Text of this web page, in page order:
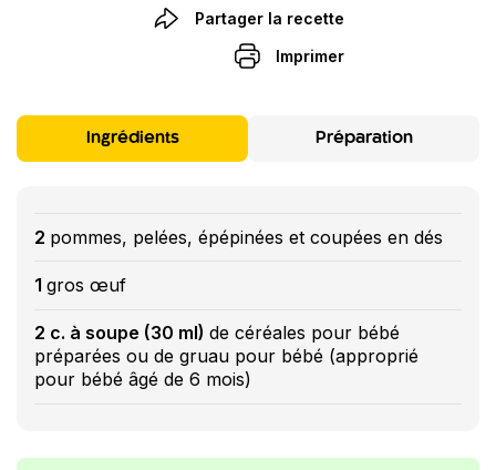
Partager la recette
Imprimer
Ingrédients Préparation
2 pommes, pelées, épépinées et coupées en dés
1 gros œuf
2 c. à soupe (30 ml) de céréales pour bébé
préparées ou de gruau pour bébé (approprié
pour bébé âgé de 6 mois)